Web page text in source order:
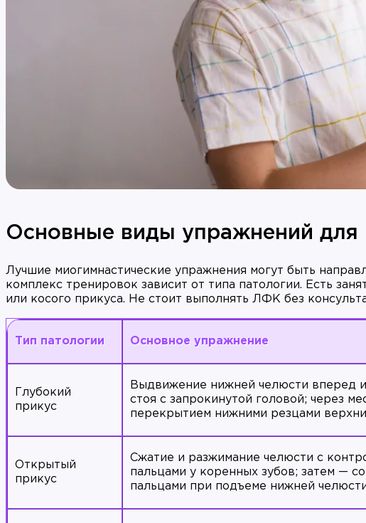
Основные виды упражнений для
Лучшие миогимнастические упражнения могут быть
комплекс тренировок зависит от типа патологии. Есть
или косого прикуса. Не стоит выполнять ЛФК без
Тип патологии Основное упражнение
Глубокий
прикус
Выдвижение нижней челюсти вперед
стоя с запрокинутой головой; через
перекрытием нижними резцами
Открытый
прикус
Сжатие и разжимание челюсти с
пальцами у коренных зубов; затем —
пальцами при подъеме нижней